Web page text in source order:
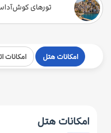
تورهای
امکانات هتل امکانات
امکانات هتل